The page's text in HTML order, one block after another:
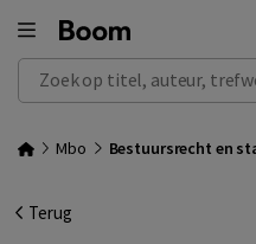
Zoek op titel, auteur, trefwoord
Mbo Bestuursrecht en
Terug